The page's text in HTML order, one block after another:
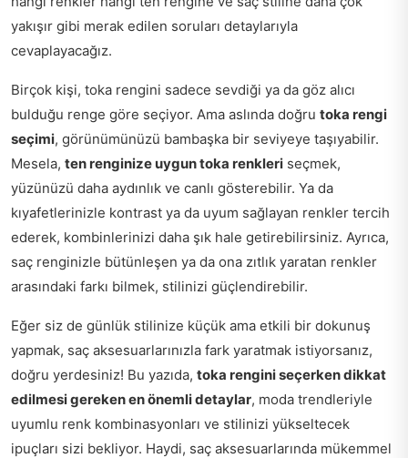
yakışır gibi merak edilen soruları detaylarıyla
cevaplayacağız.
Birçok kişi, toka rengini sadece sevdiği ya da göz alıcı
bulduğu renge göre seçiyor. Ama aslında doğru toka rengi
seçimi, görünümünüzü bambaşka bir seviyeye taşıyabilir.
Mesela, ten renginize uygun toka renkleri seçmek,
yüzünüzü daha aydınlık ve canlı gösterebilir. Ya da
kıyafetlerinizle kontrast ya da uyum sağlayan renkler tercih
ederek, kombinlerinizi daha şık hale getirebilirsiniz. Ayrıca,
saç renginizle bütünleşen ya da ona zıtlık yaratan renkler
arasındaki farkı bilmek, stilinizi güçlendirebilir.
Eğer siz de günlük stilinize küçük ama etkili bir dokunuş
yapmak, saç aksesuarlarınızla fark yaratmak istiyorsanız,
doğru yerdesiniz! Bu yazıda, toka rengini seçerken dikkat
edilmesi gereken en önemli detaylar, moda trendleriyle
uyumlu renk kombinasyonları ve stilinizi yükseltecek
ipuçları sizi bekliyor. Haydi, saç aksesuarlarında mükemmel